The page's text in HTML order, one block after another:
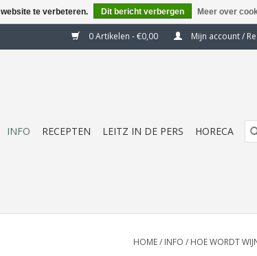
0 Artikelen - €0,00 Mijn account /
INFO RECEPTEN LEITZ IN DE PERS HORECA
HOME/ INFO / HOE WORDT
te verbeteren. Dit bericht verbergen Meer over